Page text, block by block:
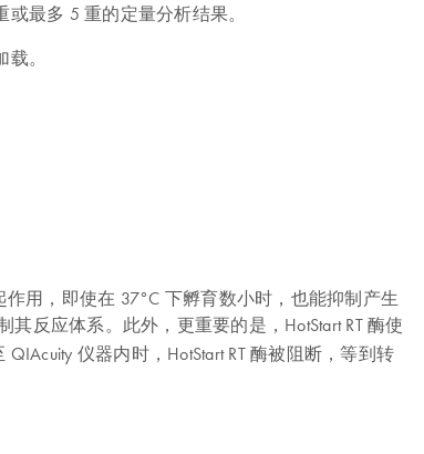
最多 5 重的定量分析结果。
。
作用，即使在 37°C 下孵育数小时，也能抑制产生
反应体系。此外，更重要的是，HotStart RT 酶使
仪器内时，HotStart RT 酶被阻断，等到转